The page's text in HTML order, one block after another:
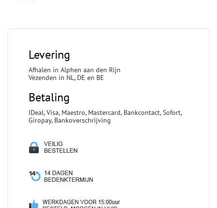
Levering
Afhalen in Alphen aan den Rijn
Vezenden in NL, DE en BE
Betaling
IDeal, Visa, Maestro, Mastercard, Bankcontact, Sofort,
Giropay, Bankoverschrijving